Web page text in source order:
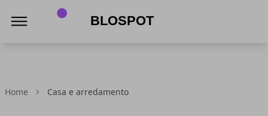
Home Casa e arredamento